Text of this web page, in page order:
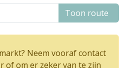
Toon route
Neem vooraf contact
of om er zeker van te zijn